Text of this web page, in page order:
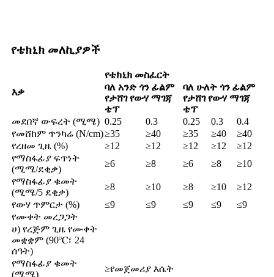
የቴክኒክ መለኪያዎች
እቃ
የቴክኒክ መስፈርት
ባለ አንድ ጎን ፊልም
የታሸገ የውሃ ማገጃ
ቴፕ
ባለ ሁለት ጎን ፊልም
የታሸገ የውሃ ማገጃ
ቴፕ
መደበኛ ውፍረት (ሚሜ) 0.25 0.3 0.25 0.3
0.4
የመሸከም ጥንካሬ (N/cm)≥35 ≥40 ≥35 ≥40
≥40
የረዘመ ጊዜ (%)
≥12 ≥12 ≥12 ≥12
≥12
የማስፋፊያ ፍጥነት
(ሚሜ/ደቂቃ)
≥6 ≥8 ≥6 ≥8
≥10
የማስፋፊያ ቁመት
(ሚሜ/5 ደቂቃ)
≥8 ≥10 ≥8 ≥10
≥12
የውሃ ጥምርታ (%)
≤9 ≤9 ≤9 ≤9
≤9
የሙቀት መረጋጋት
≥የመጀመሪያ እሴት
ሀ) የረጅም ጊዜ የሙቀት
መቋቋም (90℃፣ 24
ሰዓት)
የማስፋፊያ ቁመት
(ሚሜ)